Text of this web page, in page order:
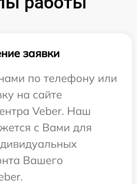
заявки
по телефону или
на сайте
Veber. Наш
с Вами для
Вашего